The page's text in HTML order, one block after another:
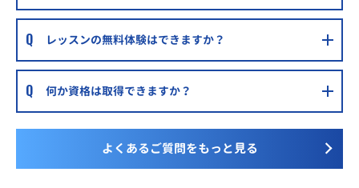
レッスンの無料体験はできますか？
何か資格は取得できますか？
よくあるご質問をもっと見る